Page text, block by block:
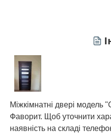
Міжкімнатні двері модель
Фаворит. Щоб уточнити
наявність на складі